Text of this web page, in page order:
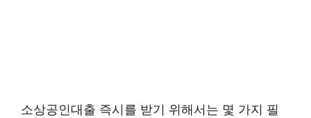
소상공인대출 즉시를 받기 위해서는 몇 가지 필